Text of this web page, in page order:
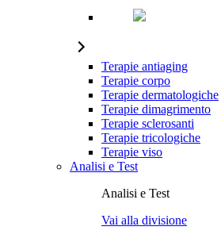
Terapie antiaging
Terapie corpo
Terapie dermatologiche
Terapie dimagrimento
Terapie sclerosanti
Terapie tricologiche
Terapie viso
Analisi e Test
Analisi e Test
Vai alla divisione